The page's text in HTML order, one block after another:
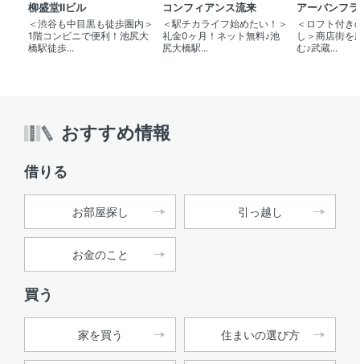
柳盛堂Ⅱビル
＜渋谷も中目黒も徒歩圏内＞
1階コンビニで便利！池尻大
橋駅徒歩...
コンフィアンス流来
＜駅チカライフ始めたい！＞
礼金0ヶ月！ネット無料♪池
尻大橋駅...
アーバンフ
＜ロフト付き
し＞商店街を
む♪武蔵...
おすすめ情報
借りる
お部屋探し 引っ越し
お金のこと
買う
家を買う 住まいの選び方